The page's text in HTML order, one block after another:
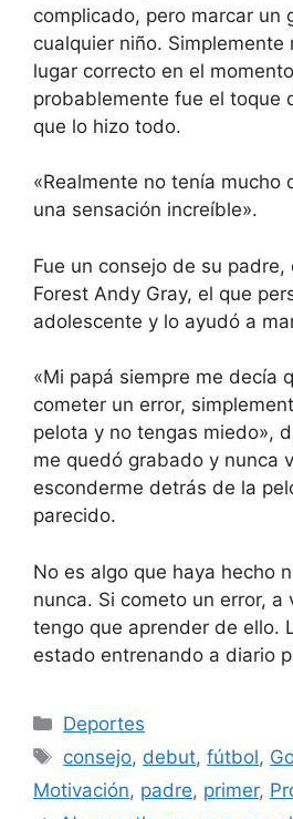
complicado, pero marcar un
cualquier niño. Simplemente
lugar correcto en el
probablemente fue el toque
que lo hizo todo.
«Realmente no tenía mucho
una sensación increíble».
Fue un consejo de su
Forest Andy Gray, el que
adolescente y lo ayudó a
«Mi papá siempre me decía
cometer un error,
pelota y no tengas miedo»,
me quedó grabado y nunca
esconderme detrás de la
parecido.
No es algo que haya hecho
nunca. Si cometo un error,
tengo que aprender de ello.
estado entrenando a diario
Categorías
Deportes
Etiquetas
consejo, debut,fútbol,
Motivación, padre, primer,